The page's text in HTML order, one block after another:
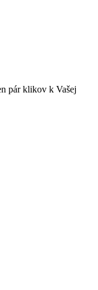
pár klikov k Vašej